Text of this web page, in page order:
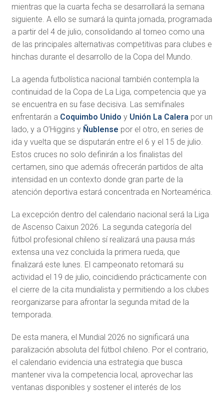
mientras que la cuarta fecha se desarrollará la semana
siguiente. A ello se sumará la quinta jornada, programada
a partir del 4 de julio, consolidando al torneo como una
de las principales alternativas competitivas para clubes e
hinchas durante el desarrollo de la Copa del Mundo.
La agenda futbolística nacional también contempla la
continuidad de la Copa de La Liga, competencia que ya
se encuentra en su fase decisiva. Las semifinales
enfrentarán a Coquimbo Unido y Unión La Calerapor un
lado, y a O’Higgins y Ñublense por el otro, en series de
ida y vuelta que se disputarán entre el 6 y el 15 de julio.
Estos cruces no solo definirán a los finalistas del
certamen, sino que además ofrecerán partidos de alta
intensidad en un contexto donde gran parte de la
atención deportiva estará concentrada en Norteamérica.
La excepción dentro del calendario nacional será la Liga
de Ascenso Caixun 2026. La segunda categoría del
fútbol profesional chileno sí realizará una pausa más
extensa una vez concluida la primera rueda, que
finalizará este lunes. El campeonato retomará su
actividad el 19 de julio, coincidiendo prácticamente con
el cierre de la cita mundialista y permitiendo a los clubes
reorganizarse para afrontar la segunda mitad de la
temporada.
De esta manera, el Mundial 2026 no significará una
paralización absoluta del fútbol chileno. Por el contrario,
el calendario evidencia una estrategia que busca
mantener viva la competencia local, aprovechar las
ventanas disponibles y sostener el interés de los